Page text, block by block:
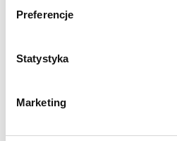
Preferencje
Statystyka
Marketing
Nazwisko
Zgadzam się na
otrzymywania drogą
oraz informacji o działaniach